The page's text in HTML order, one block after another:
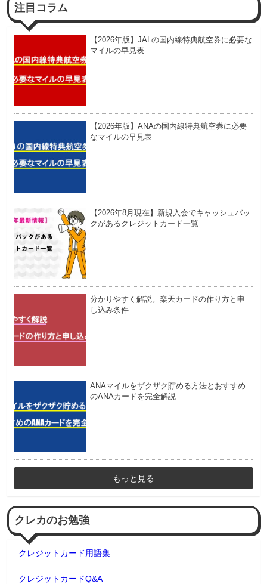
注目コラム
【2026年版】JALの国内線特典航空券に必要な
マイルの早見表
【2026年版】ANAの国内線特典航空券に必要
なマイルの早見表
【2026年8月現在】新規入会でキャッシュバッ
クがあるクレジットカード一覧
分かりやすく解説。楽天カードの作り方と申
し込み条件
ANAマイルをザクザク貯める方法とおすすめ
のANAカードを完全解説
もっと見る
クレカのお勉強
クレジットカード用語集
クレジットカードQ&A